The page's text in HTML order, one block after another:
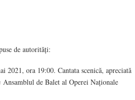
de autorități:
2021, ora 19:00. Cantata scenică, apreciată
Ansamblul de Balet al Operei Naționale